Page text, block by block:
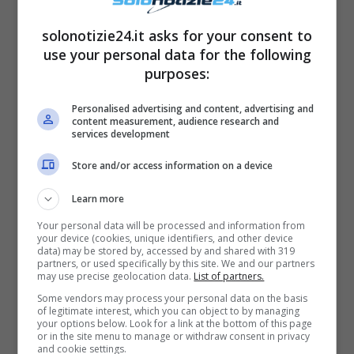
Leggi anche —>X Factor, doloroso lutto: “Se
n’è andata” |La confessione arriva dopo
qualche mese |Le parole di Mika
Il debutto del Commissario
nelle librerie
Ha raccontato Maurizio De Giovanni:
avevo scritto in vacanza, in quindici giorni,
con la mia meravigliosa mamma che mi
solonotizie24.it asks for your consent to
use your personal data for the following
purposes:
Personalised advertising and content, advertising and
content measurement, audience research and
services development
Store and/or access information on a device
Learn more
Your personal data will be processed and information from
your device (cookies, unique identifiers, and other device
data) may be stored by, accessed by and shared with 319
partners, or used specifically by this site. We and our partners
may use precise geolocation data. List of partners.
Some vendors may process your personal data on the basis
of legitimate interest, which you can object to by managing
your options below. Look for a link at the bottom of this page
or in the site menu to manage or withdraw consent in privacy
and cookie settings.